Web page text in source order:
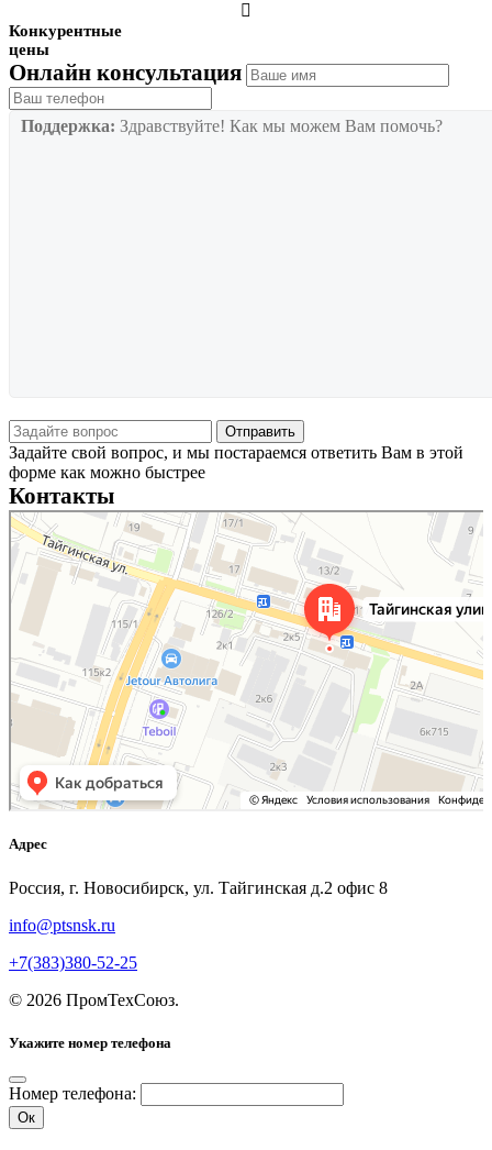

Конкурентные
цены
Онлайн консультация
Поддержка: Здравствуйте! Как мы можем Вам помочь?
Задайте свой вопрос, и мы постараемся ответить Вам в этой
форме как можно быстрее
Контакты
Новосибирск
Тайгинская улица, 2 на карте Новосибирска — Яндекс Карты
Адрес
Россия, г. Новосибирск, ул. Тайгинская д.2 офис 8
info@ptsnsk.ru
+7(383)380-52-25
© 2026 ПромТехСоюз.
Укажите номер телефона
Номер телефона:
Ок